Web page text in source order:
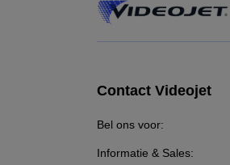
Contact Videojet
Bel ons voor:
Informatie & Sales: